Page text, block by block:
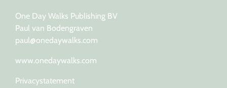
One Day Walks Publishing BV
Paul van Bodengraven
paul@onedaywalks.com
www.onedaywalks.com
Privacystatement